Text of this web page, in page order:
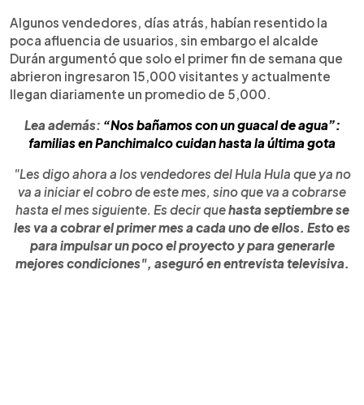
Algunos vendedores, días atrás, habían resentido la
poca afluencia de usuarios, sin embargo el alcalde
Durán argumentó que solo el primer fin de semana que
abrieron ingresaron 15,000 visitantes y actualmente
llegan diariamente un promedio de 5,000.
Lea además: “Nos bañamos con un guacal de agua”:
familias en Panchimalco cuidan hasta la última gota
"Les digo ahora a los vendedores del Hula Hula que ya no
va a iniciar el cobro de este mes, sino que va a cobrarse
hasta el mes siguiente. Es decir quehasta septiembre se
les va a cobrar el primer mes a cada uno de ellos. Esto es
para impulsar un poco el proyecto y para generarle
mejores condiciones", aseguró en entrevista televisiva.